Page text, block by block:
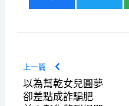
上一篇
以為幫乾女兒圓夢
卻差點成詐騙肥